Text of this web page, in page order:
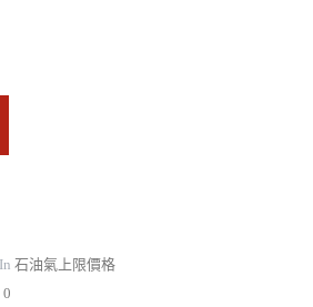
In 石油氣上限價格
0